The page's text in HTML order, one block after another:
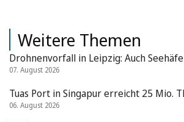
Weitere Themen
Drohnenvorfall in Leipzig: Auch
07. August 2026
Tuas Port in Singapur erreicht 25 Mio.
06. August 2026